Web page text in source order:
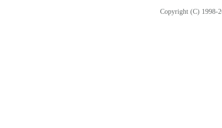
Copyright (C) 1998-